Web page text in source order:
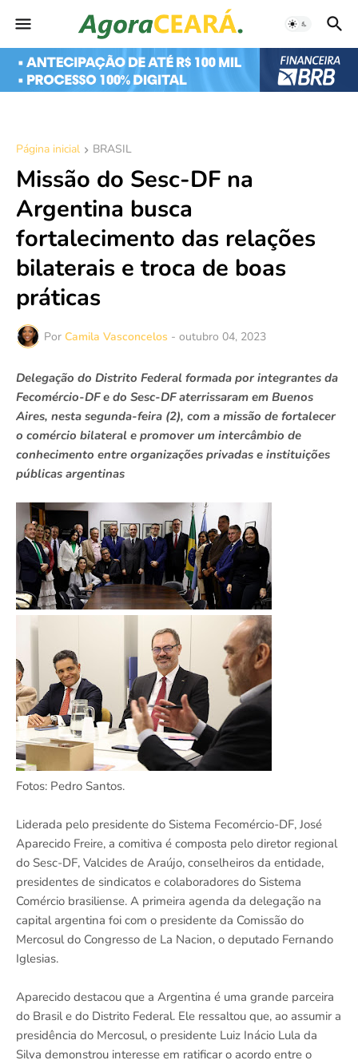
Página inicial BRASIL
Missão do Sesc-DF na
Argentina busca
fortalecimento das relações
bilaterais e troca de boas
práticas
Por Camila Vasconcelos - outubro 04, 2023
Delegação do Distrito Federal formada por integrantes da
Fecomércio-DF e do Sesc-DF aterrissaram em Buenos
Aires, nesta segunda-feira (2), com a missão de fortalecer
o comércio bilateral e promover um intercâmbio de
conhecimento entre organizações privadas e instituições
públicas argentinas
Fotos: Pedro Santos.
Liderada pelo presidente do Sistema Fecomércio-DF, José
Aparecido Freire, a comitiva é composta pelo diretor regional
do Sesc-DF, Valcides de Araújo, conselheiros da entidade,
presidentes de sindicatos e colaboradores do Sistema
Comércio brasiliense. A primeira agenda da delegação na
capital argentina foi com o presidente da Comissão do
Mercosul do Congresso de La Nacion, o deputado Fernando
Iglesias.
Aparecido destacou que a Argentina é uma grande parceira
do Brasil e do Distrito Federal. Ele ressaltou que, ao assumir a
presidência do Mercosul, o presidente Luiz Inácio Lula da
Silva demonstrou interesse em ratificar o acordo entre o